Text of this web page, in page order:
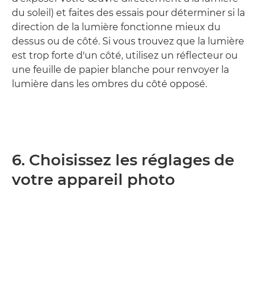
du soleil) et faites des essais pour déterminer si la
direction de la lumière fonctionne mieux du
dessus ou de côté. Si vous trouvez que la lumière
est trop forte d'un côté, utilisez un réflecteur ou
une feuille de papier blanche pour renvoyer la
lumière dans les ombres du côté opposé.
6. Choisissez les réglages de
votre appareil photo